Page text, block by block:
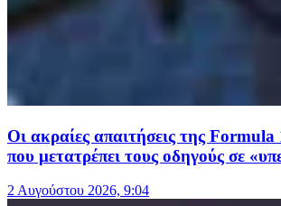
Οι ακραίες απαιτήσεις της
που μετατρέπει τους οδηγούς σε
2 Αυγούστου 2026, 9:04